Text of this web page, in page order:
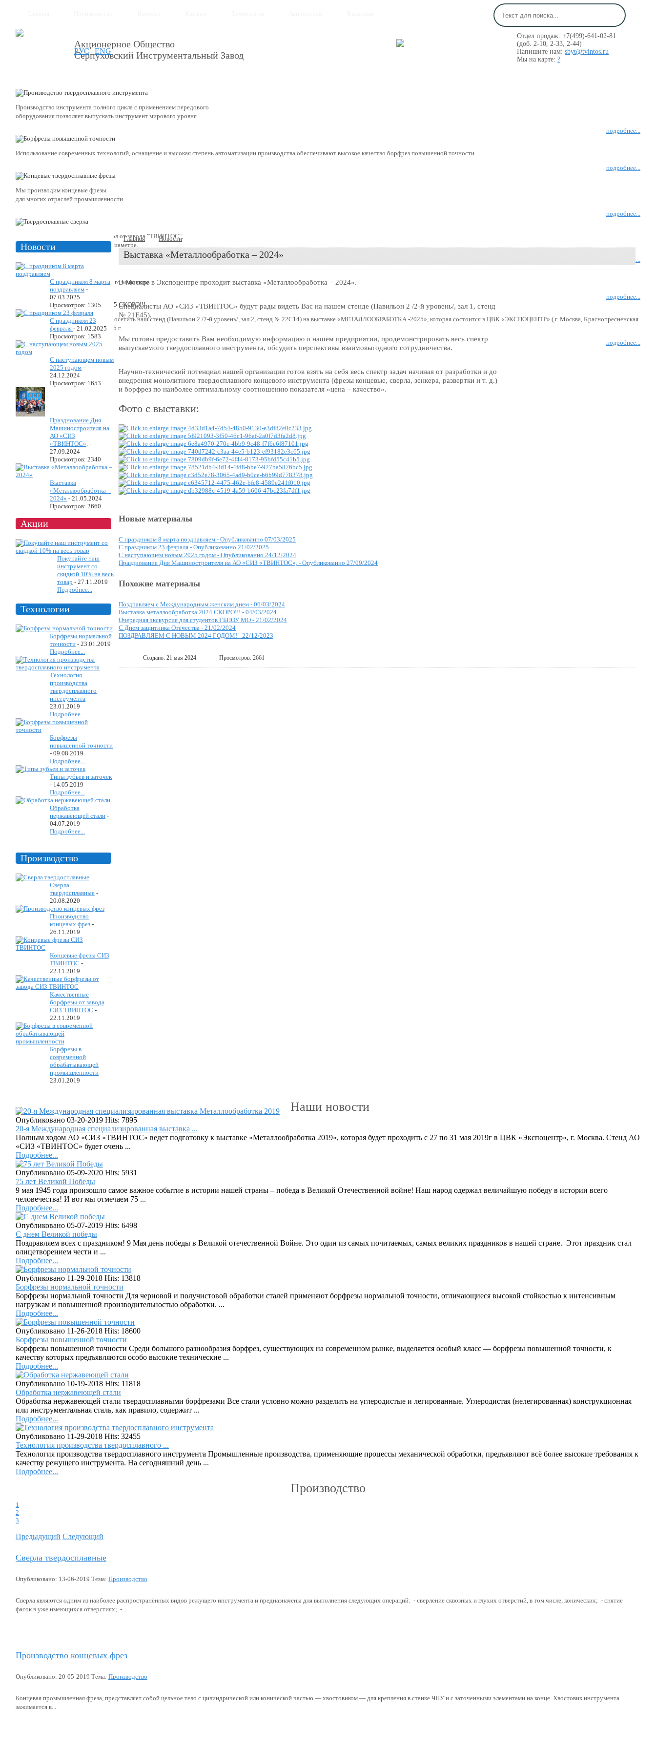
Акционерное Общество
Серпуховский Инструментальный Завод
РУС| ENG
Отдел продаж: +7(499)-641-02-81
(доб. 2-10, 2-33, 2-44)
Напишите нам: sbyt@tvintos.ru
Мы на карте: ?
Производство инструмента полного цикла с применением передового
оборудования позволяет выпускать инструмент мирового уровня.
подробнее...
Использование современных технологий, оснащение и высокая степень автоматизации производства обеспечивают высокое качество борфрез повышенной точности.
подробнее...
Мы производим концевые фрезы
для многих отраслей промышленности
подробнее...
Производство твердосплавных сверл от завода "ТВИНТОС",
размерный ряд от 2 мм до 25 мм в диаметре.
подробнее...
Фрезы используются для аппаратного маникюра
подробнее...
«Уважаемые коллеги! Приглашаем посетить наш стенд (Павильон 2 /2-й уровень/, зал 2, стенд № 22С14) на выставке «МЕТАЛЛООБРАБОТКА -2025», которая состоится в ЦВК «ЭКСПОЦЕНТР» ( г. Москва, Краснопресненская
наб.14) с 26.05.2025 г. по 29.05.2025 г.
подробнее...
Новости
С праздником 8 марта
поздравляем -
07.03.2025
Просмотров: 1305
С праздником 23
февраля - 21.02.2025
Просмотров: 1583
С наступающем новым
2025 годом -
24.12.2024
Просмотров: 1653
Празднование Дня
Машиностроителя на
АО «СИЗ
«ТВИНТОС», -
27.09.2024
Просмотров: 2340
Выставка
«Металлообработка –
2024» - 21.05.2024
Просмотров: 2660
Акции
Покупайте наш
инструмент со
скидкой 10% на весь
товар - 27.11.2019
Подробнее...
Технологии
Борфрезы нормальной
точности - 23.01.2019
Подробнее...
Технология
производства
твердосплавного
инструмента -
23.01.2019
Подробнее...
Борфрезы
повышенной точности
- 09.08.2019
Подробнее...
Типы зубьев и заточек
- 14.05.2019
Подробнее...
Обработка
нержавеющей стали -
04.07.2019
Подробнее...
Производство
Сверла
твердосплавные -
20.08.2020
Производство
концевых фрез -
26.11.2019
Концевые фрезы СИЗ
ТВИНТОС -
22.11.2019
Качественные
борфрезы от завода
СИЗ ТВИНТОС -
22.11.2019
Борфрезы в
современной
обрабатывающей
промышленности -
23.01.2019
Главная Новости
Выставка «Металлообработка – 2024»
В Москве в Экспоцентре проходит выставка «Металлообработка – 2024».
Специалисты АО «СИЗ «ТВИНТОС» будут рады видеть Вас на нашем стенде (Павильон 2 /2-й уровень/, зал 1, стенд
№ 21E45).
Мы готовы предоставить Вам необходимую информацию о нашем предприятии, продемонстрировать весь спектр
выпускаемого твердосплавного инструмента, обсудить перспективы взаимовыгодного сотрудничества.
Научно-технический потенциал нашей организации готов взять на себя весь спектр задач начиная от разработки и до
внедрения монолитного твердосплавного концевого инструмента (фрезы концевые, сверла, зенкера, развертки и т. д.)
и борфрез по наиболее оптимальному соотношению показателя «цена – качество».
Фото с выставки:
Новые материалы
С праздником 8 марта поздравляем - Опубликованно 07/03/2025
С праздником 23 февраля - Опубликованно 21/02/2025
С наступающем новым 2025 годом - Опубликованно 24/12/2024
Празднование Дня Машиностроителя на АО «СИЗ «ТВИНТОС», - Опубликованно 27/09/2024
Похожие материалы
Поздравляем с Международным женским днем - 06/03/2024
Выставка металлообработка 2024 СКОРО!!! - 04/03/2024
Очередная экскурсия для студентов ГБПОУ МО - 21/02/2024
С Днем защитника Отечества - 21/02/2024
ПОЗДРАВЛЯЕМ С НОВЫМ 2024 ГОДОМ! - 22/12/2023
Создано: 21 мая 2024 Просмотров: 2661
Наши новости
Опубликовано 03-20-2019 Hits: 7895
20-я Международная специализированная выставка ...
Полным ходом АО «СИЗ «ТВИНТОС» ведет подготовку к выставке «Металлообработка 2019», которая будет проходить с 27 по 31 мая 2019г в ЦВК «Экспоцентр», г. Москва. Стенд АО
«СИЗ «ТВИНТОС» будет очень ...
Подробнее...
Опубликовано 05-09-2020 Hits: 5931
75 лет Великой Победы
9 мая 1945 года произошло самое важное событие в истории нашей страны – победа в Великой Отечественной войне! Наш народ одержал величайшую победу в истории всего
человечества! И вот мы отмечаем 75 ...
Подробнее...
Опубликовано 05-07-2019 Hits: 6498
C днем Великой победы
Поздравляем всех с праздником! 9 Мая день победы в Великой отечественной Войне. Это один из самых почитаемых, самых великих праздников в нашей стране. Этот праздник стал
олицетворением чести и ...
Подробнее...
Опубликовано 11-29-2018 Hits: 13818
Борфрезы нормальной точности
Борфрезы нормальной точности Для черновой и получистовой обработки сталей применяют борфрезы нормальной точности, отличающиеся высокой стойкостью к интенсивным
нагрузкам и повышенной производительностью обработки. ...
Подробнее...
Опубликовано 11-26-2018 Hits: 18600
Борфрезы повышенной точности
Борфрезы повышенной точности Среди большого разнообразия борфрез, существующих на современном рынке, выделяется особый класс — борфрезы повышенной точности, к
качеству которых предъявляются особо высокие технические ...
Подробнее...
Опубликовано 10-19-2018 Hits: 11818
Обработка нержавеющей стали
Обработка нержавеющей стали твердосплавными борфрезами Все стали условно можно разделить на углеродистые и легированные. Углеродистая (нелегированная) конструкционная
или инструментальная сталь, как правило, содержит ...
Подробнее...
Опубликовано 11-29-2018 Hits: 32455
Технология производства твердосплавного ...
Технология производства твердосплавного инструмента Промышленные производства, применяющие процессы механической обработки, предъявляют всё более высокие требования к
качеству режущего инструмента. На сегодняшний день ...
Подробнее...
Производство
1
2
3
Предыдущий Следующий
Сверла твердосплавные
Опубликовано: 13-06-2019 Тема: Производство
Сверла являются одним из наиболее распространённых видов режущего инструмента и предназначены для выполнения следующих операций: - сверление сквозных и глухих отверстий, в том числе, конических; - снятие
фасок в уже имеющихся отверстиях; -...
Производство концевых фрез
Опубликовано: 20-05-2019 Тема: Производство
Концевая промышленная фреза, представляет собой цельное тело с цилиндрической или конической частью — хвостовиком — для крепления в станке ЧПУ и с заточенными элементами на конце. Хвостовик инструмента
зажимается в...